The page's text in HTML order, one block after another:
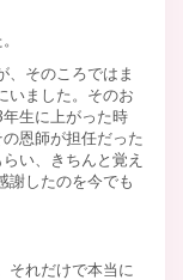
、そのころではま
いました。そのお
生に上がった時
恩師が担任だった
い、きちんと覚え
謝したのを今でも
それだけで本当に